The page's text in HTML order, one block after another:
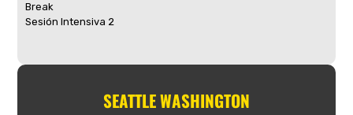
Break
Sesión Intensiva 2
SEATTLE WASHINGTON